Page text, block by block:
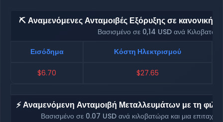
⛏️ Αναμενόμενες Ανταμοιβές Εξόρυξης σε κανονική
Βασισμένο σε 0,14 USD ανά
Εισόδημα
Κόστη Ηλεκτρισμού
$6.70 $27.65
⚡ Αναμενόμενη Ανταμοιβή Μεταλλευμάτων με τη
Βασισμένο σε 0.07 USD ανά κιλοβατώρα και μια